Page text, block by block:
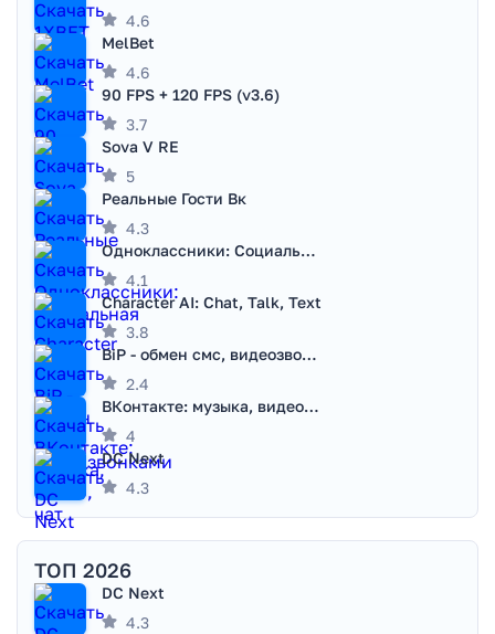
4.6
MelBet
4.6
90 FPS + 120 FPS (v3.6)
3.7
Sova V RE
5
Реальные Гости Вк
4.3
Одноклассники: Социальная сеть
4.1
Character AI: Chat, Talk, Text
3.8
BiP - обмен смс, видеозвонками
2.4
ВКонтакте: музыка, видео, чат
4
DC Next
4.3
ТОП 2026
DC Next
4.3